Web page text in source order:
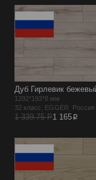
Дуб Гирлевик
1292*193*8 мм
32 класс, EGGER Россия
1 339.75 Р1 165p